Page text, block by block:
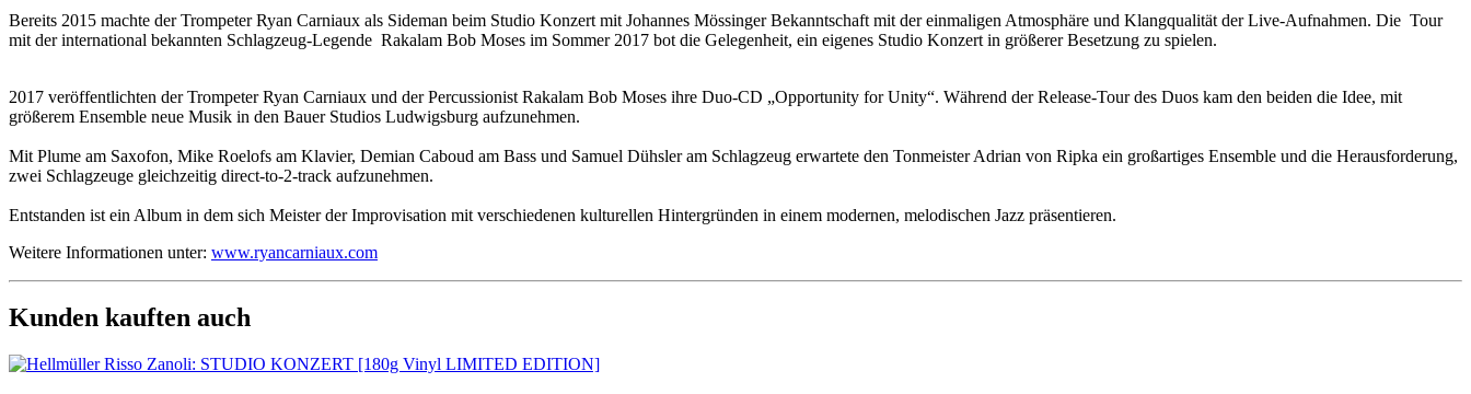
Bereits 2015 machte der Trompeter Ryan Carniaux als Sideman beim Studio Konzert mit Johannes Mössinger Bekanntschaft mit der einmaligen Atmosphäre und Klangqualität der Live-Aufnahmen. Die Tour
mit der international bekannten Schlagzeug-Legende Rakalam Bob Moses im Sommer 2017 bot die Gelegenheit, ein eigenes Studio Konzert in größerer Besetzung zu spielen.
2017 veröffentlichten der Trompeter Ryan Carniaux und der Percussionist Rakalam Bob Moses ihre Duo-CD „Opportunity for Unity“. Während der Release-Tour des Duos kam den beiden die Idee, mit
größerem Ensemble neue Musik in den Bauer Studios Ludwigsburg aufzunehmen.
Mit Plume am Saxofon, Mike Roelofs am Klavier, Demian Caboud am Bass und Samuel Dühsler am Schlagzeug erwartete den Tonmeister Adrian von Ripka ein großartiges Ensemble und die Herausforderung,
zwei Schlagzeuge gleichzeitig direct-to-2-track aufzunehmen.
Entstanden ist ein Album in dem sich Meister der Improvisation mit verschiedenen kulturellen Hintergründen in einem modernen, melodischen Jazz präsentieren.
Weitere Informationen unter: www.ryancarniaux.com
Kunden kauften auch